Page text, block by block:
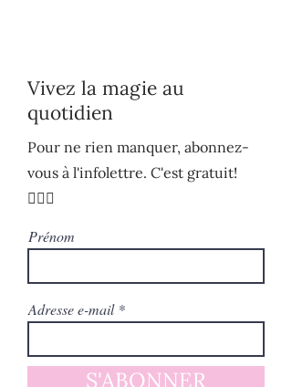
Vivez la magie au
quotidien
Pour ne rien manquer, abonnez-
vous à l'infolettre. C'est gratuit!
🧚🏻‍♀️
Prénom
Adresse e-mail
S'ABONNER